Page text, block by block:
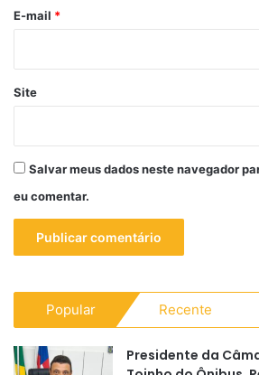
*
E-mail *
Site
Salvar meus dados neste navegador
eu comentar.
Popular Recente
Presidente da